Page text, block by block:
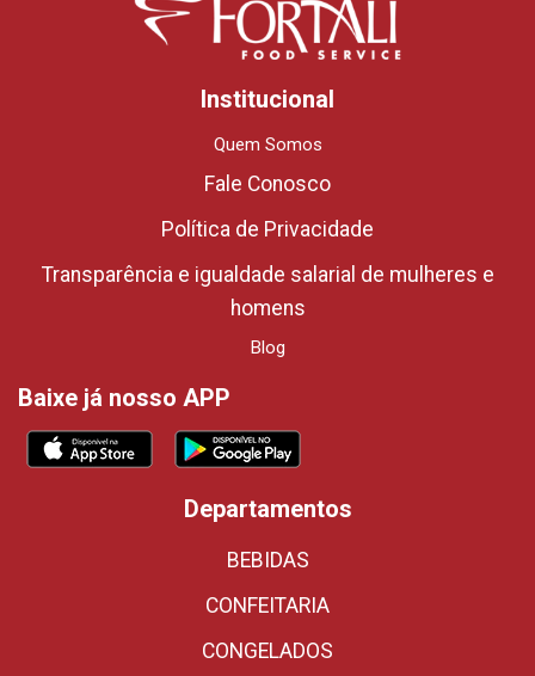
Institucional
Quem Somos
Fale Conosco
Política de Privacidade
Transparência e igualdade salarial de mulheres e
homens
Blog
Baixe já nosso APP
Departamentos
BEBIDAS
CONFEITARIA
CONGELADOS